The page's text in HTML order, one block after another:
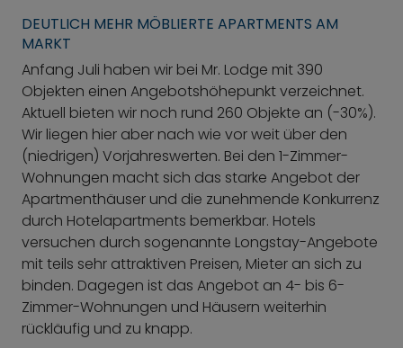
DEUTLICH MEHR MÖBLIERTE APARTMENTS AM
MARKT
Anfang Juli haben wir bei Mr. Lodge mit 390
Objekten einen Angebotshöhepunkt verzeichnet.
Aktuell bieten wir noch rund 260 Objekte an (-30%).
Wir liegen hier aber nach wie vor weit über den
(niedrigen) Vorjahreswerten. Bei den 1-Zimmer-
Wohnungen macht sich das starke Angebot der
Apartmenthäuser und die zunehmende Konkurrenz
durch Hotelapartments bemerkbar. Hotels
versuchen durch sogenannte Longstay-Angebote
mit teils sehr attraktiven Preisen, Mieter an sich zu
binden. Dagegen ist das Angebot an 4- bis 6-
Zimmer-Wohnungen und Häusern weiterhin
rückläufig und zu knapp.